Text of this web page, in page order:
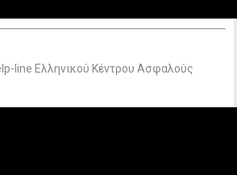
line Ελληνικού Κέντρου Ασφαλούς